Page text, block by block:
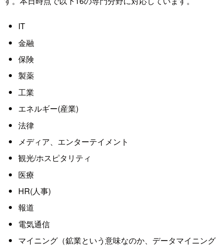
IT
金融
保険
製薬
工業
エネルギー(産業)
法律
メディア、エンターテイメント
観光/ホスピタリティ
医療
HR(人事)
報道
電気通信
マイニング（鉱業という意味なのか、データマイニング